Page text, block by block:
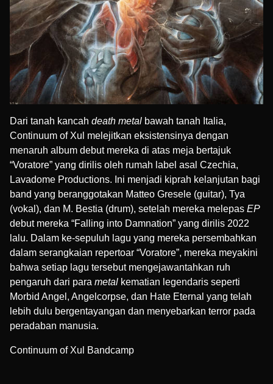
Dari tanah kancah death metal bawah tanah Italia,
Continuum of Xul melejitkan eksistensinya dengan
menaruh album debut mereka di atas meja bertajuk
“Voratore” yang dirilis oleh rumah label asal Czechia,
Lavadome Productions. Ini menjadi kiprah kelanjutan bagi
band yang beranggotakan Matteo Gresele (guitar), Tya
(vokal), dan M. Bestia (drum), setelah mereka melepas EP
debut mereka “Falling into Damnation” yang dirilis 2022
lalu. Dalam ke-sepuluh lagu yang mereka persembahkan
dalam serangkaian repertoar “Voratore”, mereka meyakini
bahwa setiap lagu tersebut mengejawantahkan ruh
pengaruh dari para metal kematian legendaris seperti
Morbid Angel, Angelcorpse, dan Hate Eternal yang telah
lebih dulu bergentayangan dan menyebarkan terror pada
peradaban manusia.
Continuum of Xul Bandcamp